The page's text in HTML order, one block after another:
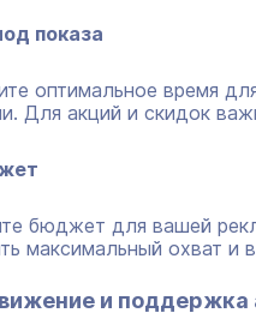
показа
оптимальное время
Для акций и скидок
бюджет для вашей
максимальный охват и
и поддержка